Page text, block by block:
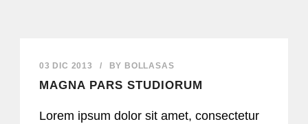
03 DIC 2013 / BY BOLLASAS
MAGNA PARS STUDIORUM
Lorem ipsum dolor sit amet, consectetur